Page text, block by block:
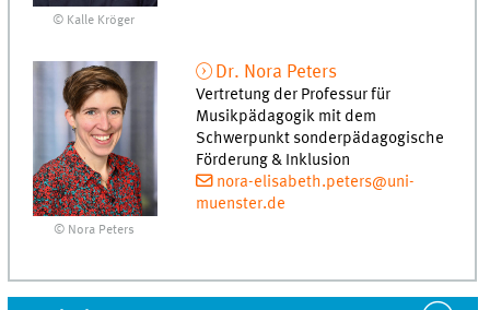
© Kalle Kröger
© Nora Peters
Dr. Nora Peters
Vertretung der Professur für
Musikpädagogik mit dem
Schwerpunkt sonderpädagogische
Förderung & Inklusion
nora-elisabeth.peters@uni-
muenster.de